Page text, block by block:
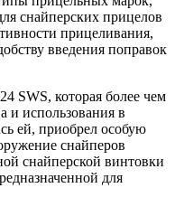
снайперских прицелов
прицеливания,
введения поправок
SWS, которая более чем
и использования в
ей, приобрел особую
снайперов
снайперской винтовки
для